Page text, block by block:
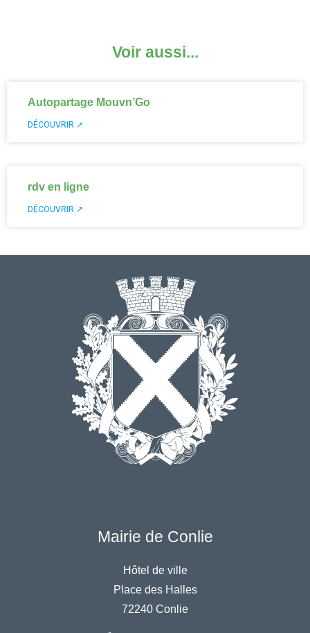
Voir aussi...
Autopartage Mouvn’Go
DÉCOUVRIR ↗
rdv en ligne
DÉCOUVRIR ↗
Mairie de Conlie
Hôtel de ville
Place des Halles
72240 Conlie